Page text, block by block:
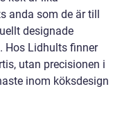
anda som de är till
designade
Hos Lidhults finner
utan precisionen i
inom köksdesign